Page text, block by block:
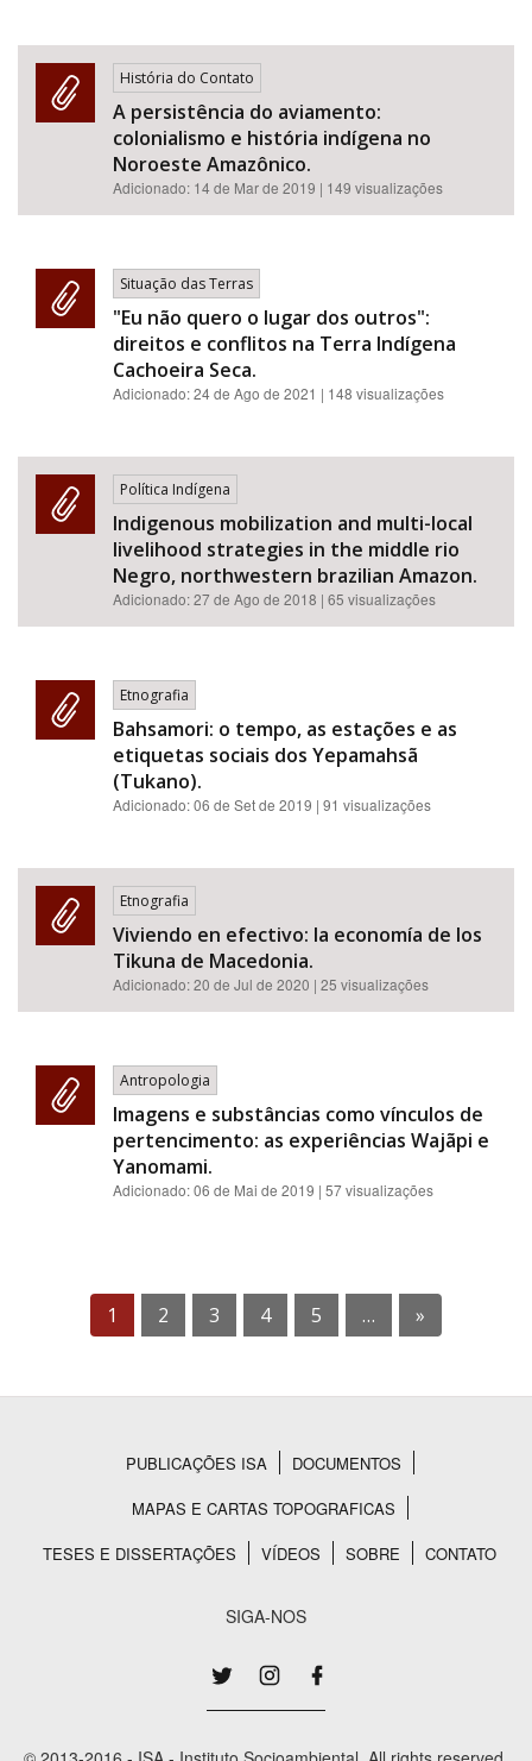
História do Contato
A persistência do aviamento:
colonialismo e história indígena no
Noroeste Amazônico.
Adicionado: 14 de Mar de 2019 | 149 visualizações
Situação das Terras
"Eu não quero o lugar dos outros":
direitos e conflitos na Terra Indígena
Cachoeira Seca.
Adicionado:24 de Ago de 2021 | 148 visualizações
Política Indígena
Indigenous mobilization and multi-local
livelihood strategies in the middle rio
Negro, northwestern brazilian Amazon.
Adicionado:27 de Ago de 2018 | 65 visualizações
Etnografia
Bahsamori: o tempo, as estações e as
etiquetas sociais dos Yepamahsã
(Tukano).
Adicionado:06 de Set de 2019 | 91 visualizações
Etnografia
Viviendo en efectivo: la economía de los
Tikuna de Macedonia.
Adicionado:20 de Jul de 2020 | 25 visualizações
Antropologia
Imagens e substâncias como vínculos de
pertencimento: as experiências Wajãpi e
Yanomami.
Adicionado:06 de Mai de 2019 | 57 visualizações
1 2 3 4 5 … »
Rodapé
PUBLICAÇÕES ISA
DOCUMENTOS
MAPAS E CARTAS TOPOGRAFICAS
TESES E DISSERTAÇÕES
VÍDEOS SOBRE CONTATO
SIGA-NOS